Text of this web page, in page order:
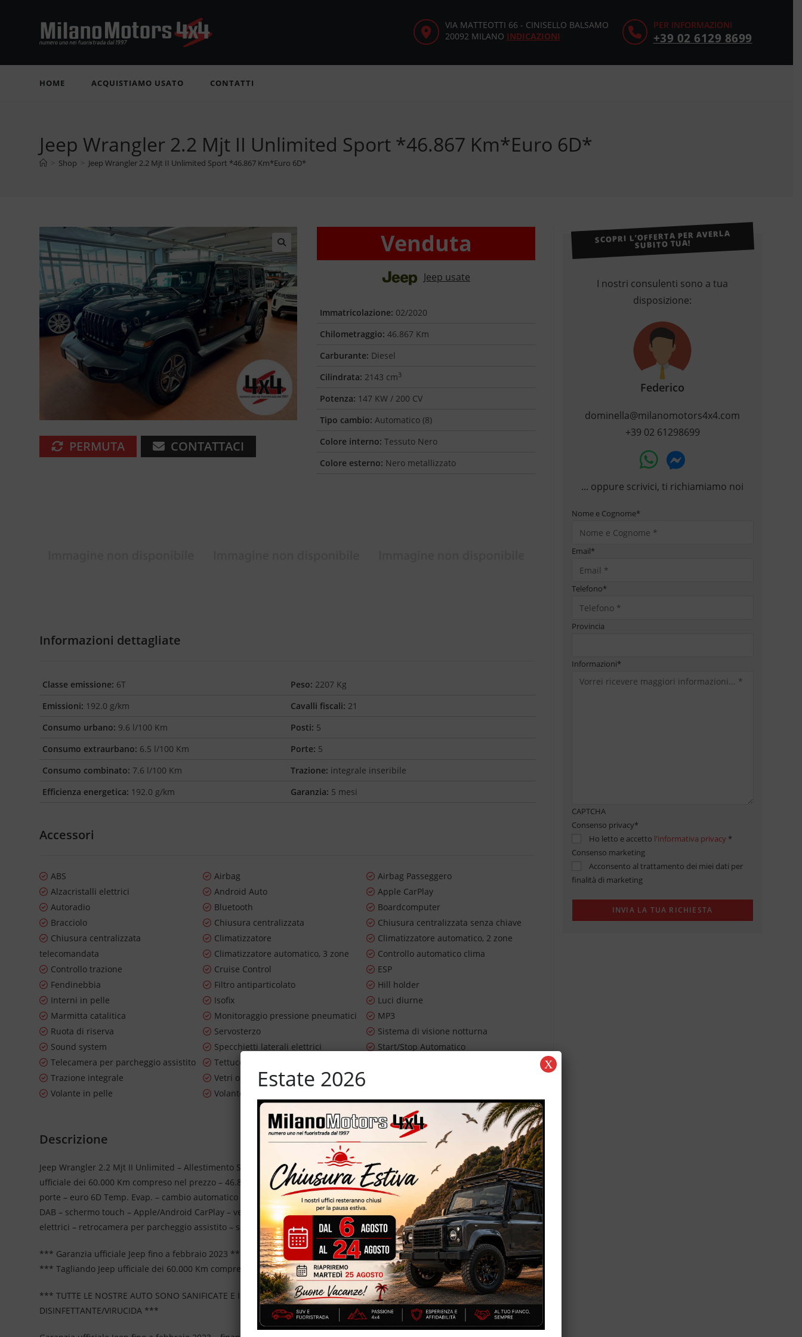
PER INFORMAZIONI
+39 02 6129 8699
VIA MATTEOTTI 66 - CINISELLO BALSAMO
20092 MILANO INDICAZIONI
HOME ACQUISTIAMO USATO CONTATTI
Jeep Wrangler 2.2 Mjt II Unlimited Sport *46.867 Km*Euro 6D*
> Shop > Jeep Wrangler 2.2 Mjt II Unlimited Sport *46.867 Km*Euro 6D*
🔍
PERMUTA CONTATTACI
Venduta
Jeep usate
Immatricolazione: 02/2020
Chilometraggio: 46.867 Km
Carburante: Diesel
Cilindrata: 2143 cm3
Potenza: 147 KW / 200 CV
Tipo cambio: Automatico (8)
Colore interno: Tessuto Nero
Colore esterno: Nero metallizzato
Informazioni dettagliate
Classe emissione: 6T
Emissioni: 192.0 g/km
Consumo urbano: 9.6 l/100 Km
Consumo extraurbano: 6.5 l/100 Km
Consumo combinato: 7.6 l/100 Km
Efficienza energetica: 192.0 g/km
Peso: 2207 Kg
Cavalli fiscali: 21
Posti: 5
Porte: 5
Trazione: integrale inseribile
Garanzia: 5 mesi
Accessori
ABS Airbag
Airbag Passeggero
Alzacristalli elettrici
Android Auto
Apple CarPlay
Autoradio
Bluetooth
Boardcomputer
Bracciolo
Chiusura centralizzata
Chiusura centralizzata senza chiave
Chiusura centralizzata
telecomandata
Climatizzatore
Climatizzatore automatico, 2 zone
Climatizzatore automatico, 3 zone
Controllo automatico clima
Controllo trazione
Cruise Control
ESP
Fendinebbia
Filtro antiparticolato
Hill holder
Interni in pelle
Isofix
Luci diurne
Marmitta catalitica
Monitoraggio pressione pneumatici
MP3
Ruota di riserva
Servosterzo
Sistema di visione notturna
Sound system
Specchietti laterali elettrici
Start/Stop Automatico
Telecamera per parcheggio assistito
Tettuccio apribile
Trazione integrale
Vetri oscurati
Volante in pelle
Volante multifunzione
Descrizione
Jeep Wrangler 2.2 Mjt II Unlimited – Allestimento Sport – garanzia ufficiale Jeep fino a febbraio 2023 – Tagliando Jeep
ufficiale dei 60.000 Km compreso nel prezzo – 46.867 Km certificati, garantiti e tagliandati Jeep – cerchi in lega da 17” – 5
porte – euro 6D Temp. Evap. – cambio automatico 8 rapporti – 200 CV – unico proprietario – interni in pelle totale – radio
DAB – schermo touch – Apple/Android CarPlay – vernice metallizzata – marce ridotte – volante multifunzione – specchietti
elettrici – retrocamera per parcheggio assistito – sensori park – unico proprietario
*** Garanzia ufficiale Jeep fino a febbraio 2023 ***
*** Tagliando Jeep ufficiale dei 60.000 Km compreso nel prezzo ***
*** TUTTE LE NOSTRE AUTO SONO SANIFICATE E IGIENIZZATE CON TRATTAMENTI DI VAPORE, OZONO E
DISINFETTANTE/VIRUCIDA ***
SCOPRI L’OFFERTA PER AVERLA
SUBITO TUA!
I nostri consulenti sono a tua
disposizione:
Federico
dominella@milanomotors4x4.com
+39 02 61298699
... oppure scrivici, ti richiamiamo noi
Nome e Cognome*
Email*
Telefono*
Provincia
Informazioni*
CAPTCHA
Consenso privacy*
Ho letto e accetto l'informativa privacy *
Consenso marketing
Acconsento al trattamento dei miei dati per
finalità di marketing
Estate 2026
X